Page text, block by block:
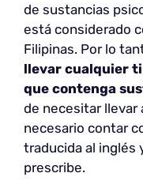
de sustancias
está considerado
Filipinas. Por lo
llevar cualquier
que contenga
de necesitar llevar
necesario contar
traducida al inglés
prescribe.